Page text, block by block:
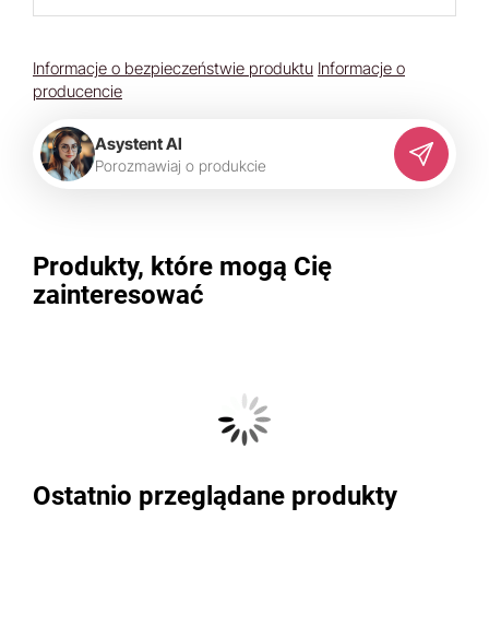
Informacje o bezpieczeństwie produktu Informacje o
producencie
Asystent AI
Porozmawiaj o produkcie
Produkty, które mogą Cię
zainteresować
Ostatnio przeglądane produkty